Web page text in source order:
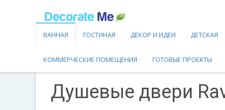
ВАННАЯ ГОСТИНАЯ ДЕКОР И ИДЕИ ДЕТСКАЯ
КОММЕРЧЕСКИЕ ПОМЕЩЕНИЯ ГОТОВЫЕ ПРОЕКТЫ
Душевые двери